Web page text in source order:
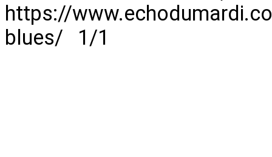
https://
blues/ 1/1